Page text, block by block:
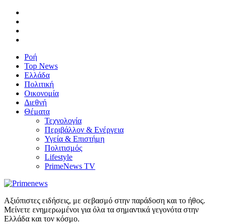
Ροή
Top News
Ελλάδα
Πολιτική
Οικονομία
Διεθνή
Θέματα
Τεχνολογία
Περιβάλλον & Ενέργεια
Υγεία & Επιστήμη
Πολιτισμός
Lifestyle
PrimeNews TV
Αξιόπιστες ειδήσεις, με σεβασμό στην παράδοση και το ήθος.
Μείνετε ενημερωμένοι για όλα τα σημαντικά γεγονότα στην
Ελλάδα και τον κόσμο.